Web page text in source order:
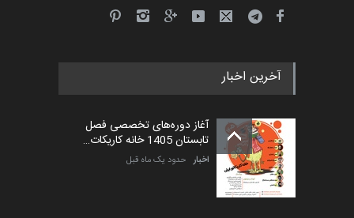
آخرین اخبار
آغاز دوره‌های تخصصی فصل
تابستان 1405 خانه کاریکات…
اخبار حدود یک ماه قبل